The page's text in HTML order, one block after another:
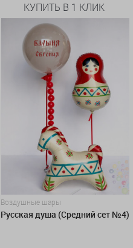
КУПИТЬ В 1 КЛИК
Воздушные шары
Русская душа (Средний сет №4)